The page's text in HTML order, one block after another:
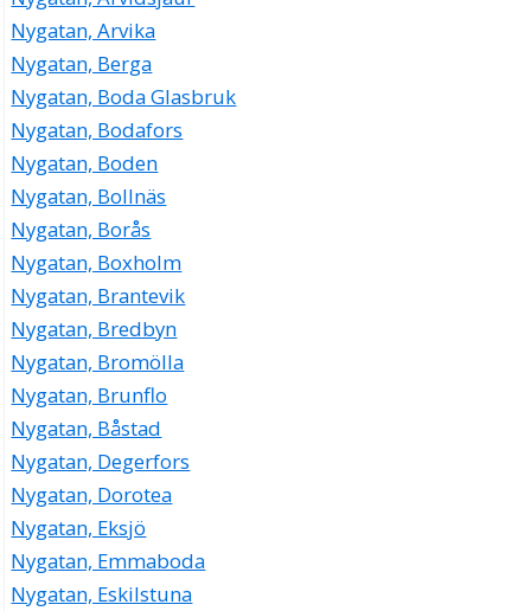
Nygatan, Arvika
Nygatan, Berga
Nygatan, Boda Glasbruk
Nygatan, Bodafors
Nygatan, Boden
Nygatan, Bollnäs
Nygatan, Borås
Nygatan, Boxholm
Nygatan, Brantevik
Nygatan, Bredbyn
Nygatan, Bromölla
Nygatan, Brunflo
Nygatan, Båstad
Nygatan, Degerfors
Nygatan, Dorotea
Nygatan, Eksjö
Nygatan, Emmaboda
Nygatan, Eskilstuna